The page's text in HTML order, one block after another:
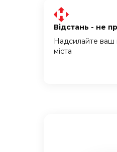
Відстань - не
Надсилайте ваш
міста